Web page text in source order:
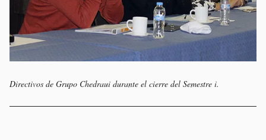
Directivos de Grupo Chedraui durante el cierre del Semestre i.